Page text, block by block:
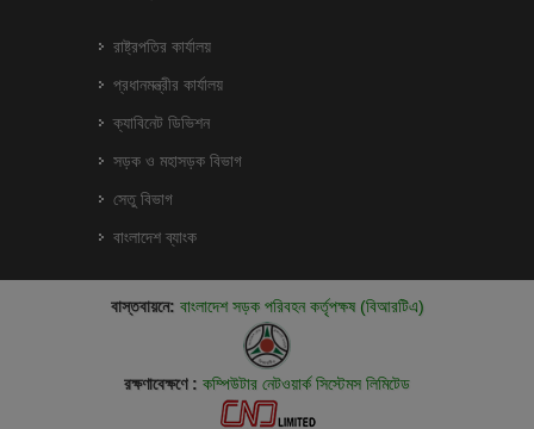
রাষ্ট্রপতির কার্যালয়
প্রধানমন্ত্রীর কার্যালয়
ক্যাবিনেট ডিভিশন
সড়ক ও মহাসড়ক বিভাগ
সেতু বিভাগ
বাংলাদেশ ব্যাংক
বাস্তবায়নে: বাংলাদেশ সড়ক পরিবহন কর্তৃপক্ষ (বিআরটিএ)
রক্ষণাবেক্ষণে : কম্পিউটার নেটওয়ার্ক সিস্টেমস লিমিটেড